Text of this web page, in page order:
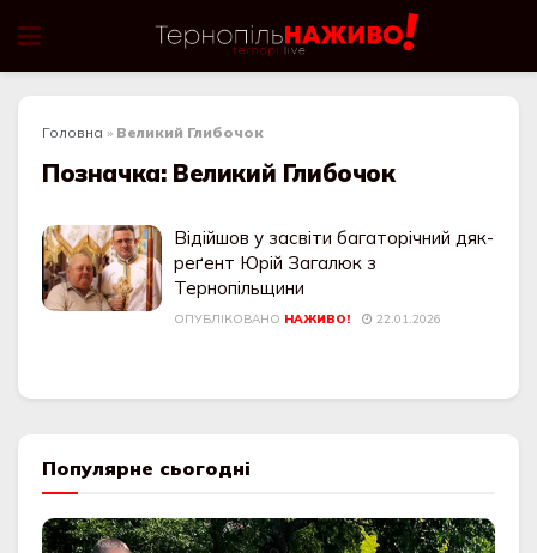
Головна » Великий Глибочок
Позначка: Великий Глибочок
Відійшов у засвіти багаторічний дяк-
реґент Юрій Зaгaлюк з
Тернопільщини
ОПУБЛІКОВАНО НАЖИВО! 22.01.2026
Популярне сьогодні